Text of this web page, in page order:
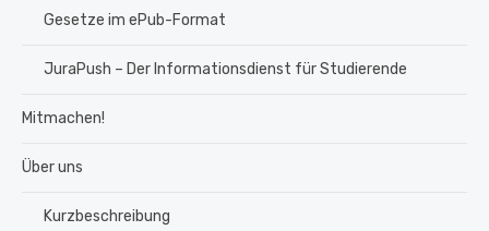
Gesetze im ePub-Format
JuraPush – Der Informationsdienst für Studierende
Mitmachen!
Über uns
Kurzbeschreibung